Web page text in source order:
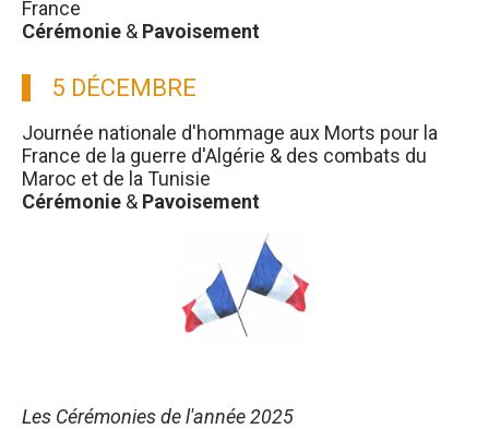
France
Cérémonie & Pavoisement
5 DÉCEMBRE
Journée nationale d'hommage aux Morts pour la
France de la guerre d'Algérie & des combats du
Maroc et de la Tunisie
Cérémonie & Pavoisement
Les Cérémonies de l'année 2025